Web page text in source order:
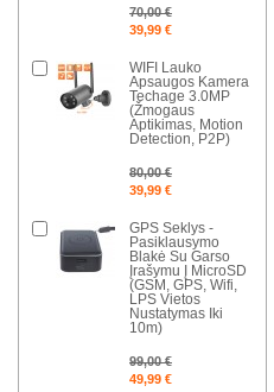
70,00 €
39,99 €
WIFI Lauko
Apsaugos Kamera
Techage 3.0MP
(Žmogaus
Aptikimas, Motion
Detection, P2P)
80,00 €
39,99 €
GPS Seklys -
Pasiklausymo
Blakė Su Garso
Įrašymu Į MicroSD
(GSM, GPS, Wifi,
LPS Vietos
Nustatymas Iki
10m)
99,00 €
49,99 €